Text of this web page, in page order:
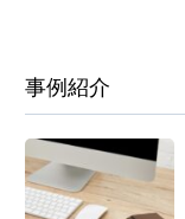
事例紹介